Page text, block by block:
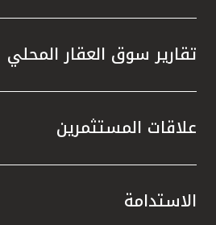
تقارير سوق العقار المحلي
علاقات المستثمرين
الاستدامة